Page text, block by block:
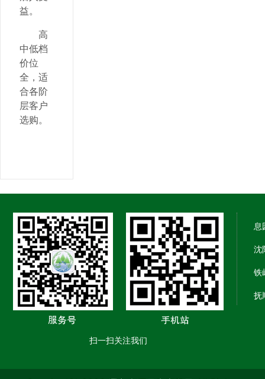
益。
高
中低档
价位
全，适
合各阶
层客户
选购。
扫一扫关注我们
息
沈
铁
抚